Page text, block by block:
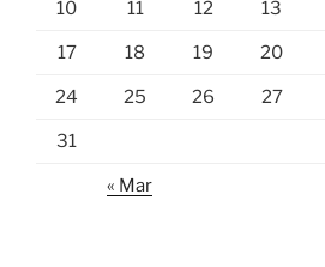
10 11 12 13
17 18 19 20
24 25 26 27
31
« Mar